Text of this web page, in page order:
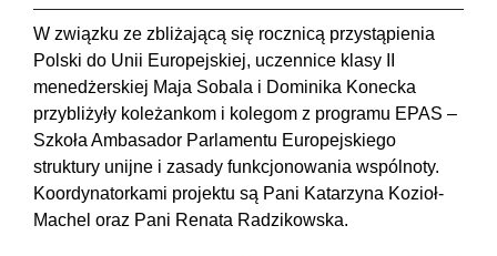
W związku ze zbliżającą się rocznicą przystąpienia
Polski do Unii Europejskiej, uczennice klasy II
menedżerskiej Maja Sobala i Dominika Konecka
przybliżyły koleżankom i kolegom z programu EPAS –
Szkoła Ambasador Parlamentu Europejskiego
struktury unijne i zasady funkcjonowania wspólnoty.
Koordynatorkami projektu są Pani Katarzyna Kozioł-
Machel oraz Pani Renata Radzikowska.